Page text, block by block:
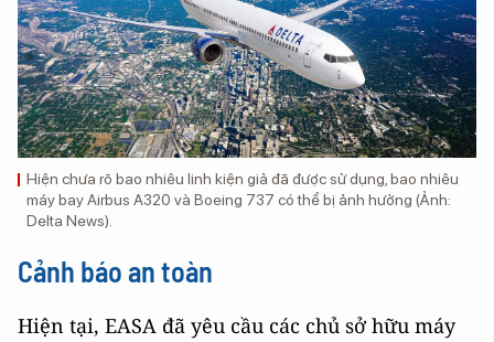
Hiện chưa rõ bao nhiêu linh kiện giả đã được sử dụng, bao nhiêu
máy bay Airbus A320 và Boeing 737 có thể bị ảnh hưởng (Ảnh:
Delta News).
Cảnh báo an toàn
Hiện tại, EASA đã yêu cầu các chủ sở hữu máy